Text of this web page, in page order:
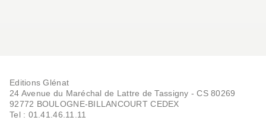
Editions Glénat
24 Avenue du Maréchal de Lattre de Tassigny - CS 80269
92772 BOULOGNE-BILLANCOURT CEDEX
Tel : 01.41.46.11.11